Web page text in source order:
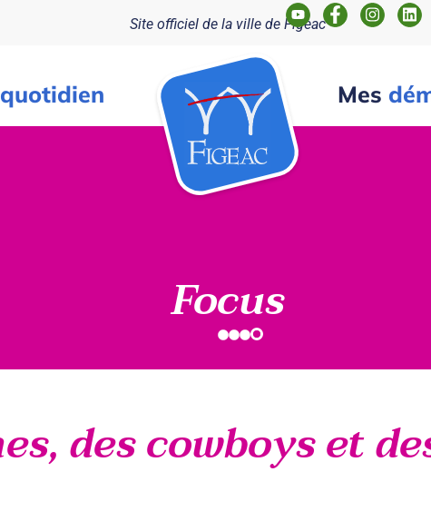
Site officiel de la ville de Figeac
quotidien Mes
Focus
des cowboys et